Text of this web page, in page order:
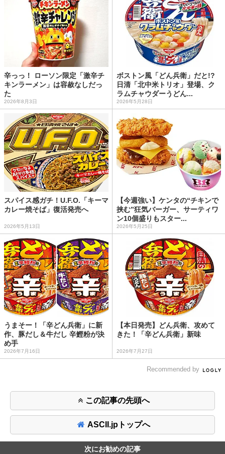
辛っっ！ ローソン限定「激辛チ
キンラーメン」は容赦なしだっ
た
2026年8月3日
ボストン風「どん兵衛」だと!?
日清「北中米トリオ」登場、ク
ラムチャウダーうどん...
2026年5月28日
スパイス感ガチ！U.F.O.「キーマ
カレー焼そば」復活発売へ
2026年5月13日
【今週強い】ケンタの“チキンで
挟む”狂気バーガー、サーティワ
ン10個盛りもスター...
2026年5月25日
うまそー！「辛どん兵衛」に新
作、豚だし＆牛だし 辛鰹粉が決
め手
2026年7月16日
【本日発売】どん兵衛、攻めて
きた！「辛どん兵衛」新味
2026年7月27日
Recommended by
この記事の先頭へ
ASCII.jpトップへ
次にお勧めの記事